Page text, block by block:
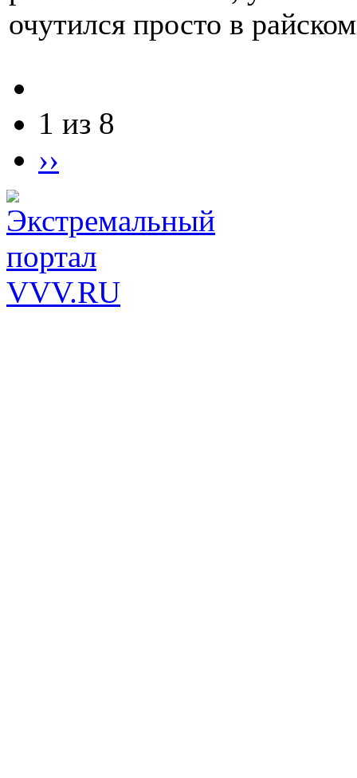
очутился просто в
1 из 8
››